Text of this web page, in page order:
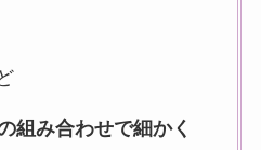
組み合わせで細かく